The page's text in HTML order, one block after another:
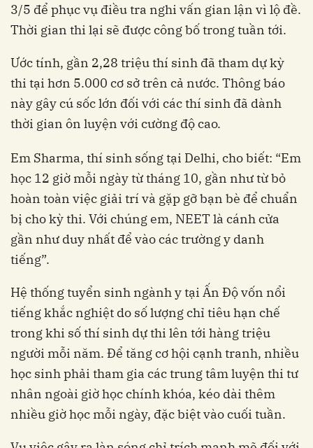
3/5 để phục vụ điều tra nghi vấn gian lận vì lộ đề.
Thời gian thi lại sẽ được công bố trong tuần tới.
Ước tính, gần 2,28 triệu thí sinh đã tham dự kỳ
thi tại hơn 5.000 cơ sở trên cả nước. Thông báo
này gây cú sốc lớn đối với các thí sinh đã dành
thời gian ôn luyện với cường độ cao.
Em Sharma, thí sinh sống tại Delhi, cho biết: “Em
học 12 giờ mỗi ngày từ tháng 10, gần như từ bỏ
hoàn toàn việc giải trí và gặp gỡ bạn bè để chuẩn
bị cho kỳ thi. Với chúng em, NEET là cánh cửa
gần như duy nhất để vào các trường y danh
tiếng”.
Hệ thống tuyển sinh ngành y tại Ấn Độ vốn nổi
tiếng khắc nghiệt do số lượng chỉ tiêu hạn chế
trong khi số thí sinh dự thi lên tới hàng triệu
người mỗi năm. Để tăng cơ hội cạnh tranh, nhiều
học sinh phải tham gia các trung tâm luyện thi tư
nhân ngoài giờ học chính khóa, kéo dài thêm
nhiều giờ học mỗi ngày, đặc biệt vào cuối tuần.